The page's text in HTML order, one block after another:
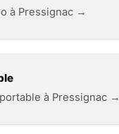
à Pressignac →
à Pressignac →